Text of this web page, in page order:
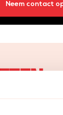
Neem contact